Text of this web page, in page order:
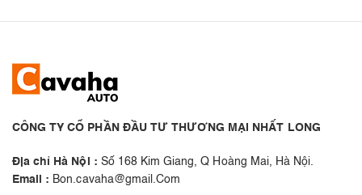
CÔNG TY CỔ PHẦN ĐẦU TƯ THƯƠNG MẠI NHẤT LONG
Địa chỉ Hà Nội : Số 168 Kim Giang, Q Hoàng Mai, Hà Nội.
Email : Bon.cavaha@gmail.Com